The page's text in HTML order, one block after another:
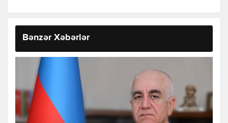
Bənzər Xəbərlər